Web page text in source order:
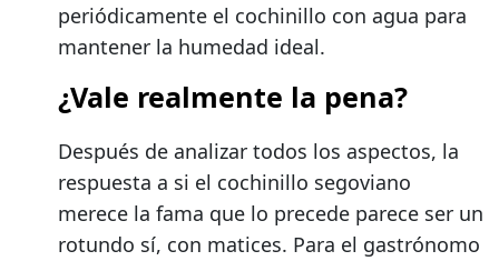
periódicamente el cochinillo con agua para
mantener la humedad ideal.
¿Vale realmente la pena?
Después de analizar todos los aspectos, la
respuesta a si el cochinillo segoviano
merece la fama que lo precede parece ser un
rotundo sí, con matices. Para el gastrónomo